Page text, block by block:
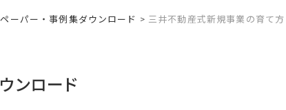
ーパー・事例集ダウンロード > 三井不動産式新規事業の育て
ンロード